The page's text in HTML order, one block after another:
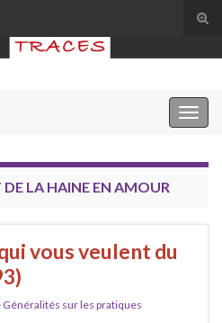
LA HAINE EN AMOUR
vous veulent du
Généralités sur les pratiques